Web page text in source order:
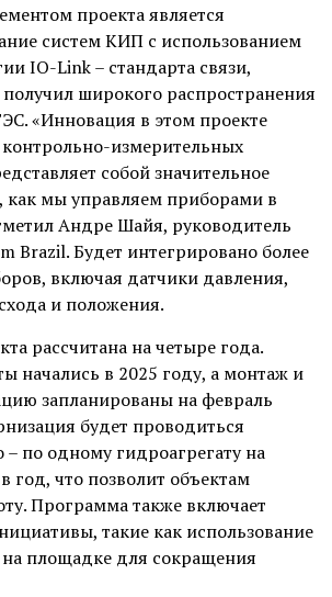
проекта является
систем КИП с использованием
IO-Link – стандарта связи,
широкого распространения
«Инновация в этом проекте
контрольно-измерительных
собой значительное
как мы управляем приборами в
Андре Шайя, руководитель
Brazil. Будет интегрировано более
включая датчики давления,
и положения.
рассчитана на четыре года.
начались в 2025 году, а монтаж и
запланированы на февраль
будет проводиться
– по одному гидроагрегату на
год, что позволит объектам
Программа также включает
такие как использование
площадке для сокращения